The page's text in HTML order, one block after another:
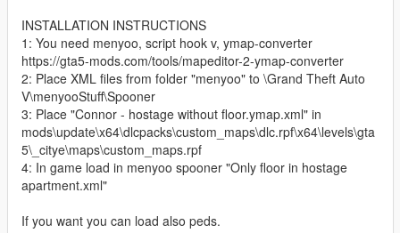
INSTALLATION INSTRUCTIONS
1: You need menyoo, script hook v, ymap-converter
https://gta5-mods.com/tools/mapeditor-2-ymap-converter
2: Place XML files from folder "menyoo" to \Grand Theft Auto
V\menyooStuff\Spooner
3: Place "Connor - hostage without floor.ymap.xml" in
mods\update\x64\dlcpacks\custom_maps\dlc.rpf\x64\levels\gta
5\_citye\maps\custom_maps.rpf
4: In game load in menyoo spooner "Only floor in hostage
apartment.xml"
If you want you can load also peds.